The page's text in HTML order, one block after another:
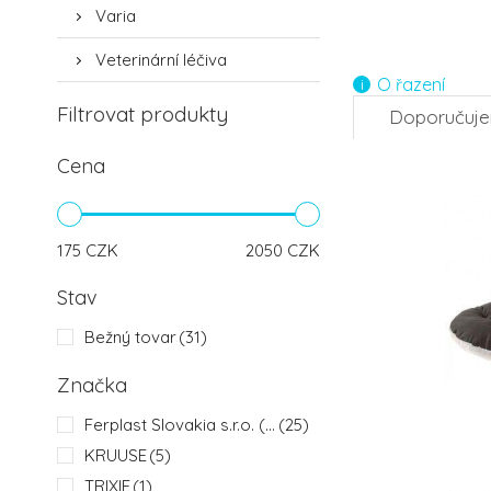
Varia
Veterinární léčiva
Filtrovat produkty
Cena
175 CZK 2050 CZK
Stav
Bežný tovar(31)
Značka
Ferplast Slovakia s.r.o. (FP) (25)
KRUUSE(5)
TRIXIE(1)
O řazení